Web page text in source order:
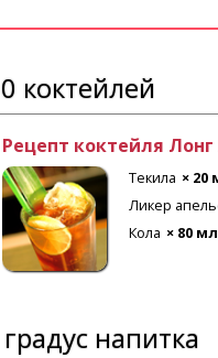
коктейлей
Лонг Айленд
Текила × 20 мл Ром
Ликер апельсиновый ×
Кола × 80 мл Джин ×
напитка